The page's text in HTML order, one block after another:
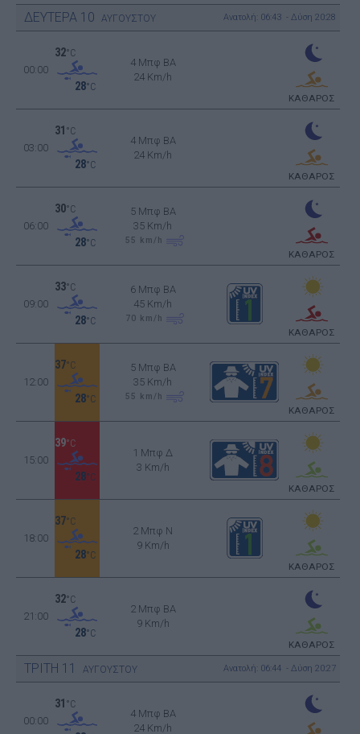
ΔΕΥΤΕΡΑ 10 ΑΥΓΟΥΣΤΟΥ Ανατολή: 06:43 - Δύση 20:28
00:00
32°C
28°C
4 Μπφ BA
24 Km/h
ΚΑΘΑΡΟΣ
03:00
31 °C
28°C
4 Μπφ BA
24 Km/h
ΚΑΘΑΡΟΣ
06:00
30°C
28°C
5 Μπφ BA
35 Km/h
55 km/h
ΚΑΘΑΡΟΣ
09:00
33°C
28°C
6 Μπφ BA
45 Km/h
70 km/h
ΚΑΘΑΡΟΣ
12:00
37°C
28°C
5 Μπφ BA
35 Km/h
55 km/h
ΚΑΘΑΡΟΣ
15:00
39°C
28°C
1 Μπφ Δ
3 Km/h
ΚΑΘΑΡΟΣ
18:00
37°C
28°C
2 Μπφ N
9 Km/h
ΚΑΘΑΡΟΣ
21:00
32°C
28°C
2 Μπφ BA
9 Km/h
ΚΑΘΑΡΟΣ
ΤΡΙΤΗ 11 ΑΥΓΟΥΣΤΟΥ Ανατολή: 06:44 - Δύση 20:27
00:00
31 °C
4 Μπφ BA
24 Km/h